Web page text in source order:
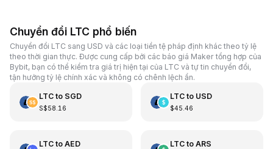
Chuyển đổi LTC phổ biến
Chuyển đổi LTC sang USD và các loại tiền tệ pháp định khác theo tỷ lệ
theo thời gian thực. Được cung cấp bởi các báo giá Maker tổng hợp của
Bybit, bạn có thể kiểm tra giá trị hiện tại của LTC và tự tin chuyển đổi,
tận hưởng tỷ lệ chính xác và không có chênh lệch ẩn.
LTCto SGD
S$58.16
LTCto USD
$45.46
LTCto AED LTCto ARS